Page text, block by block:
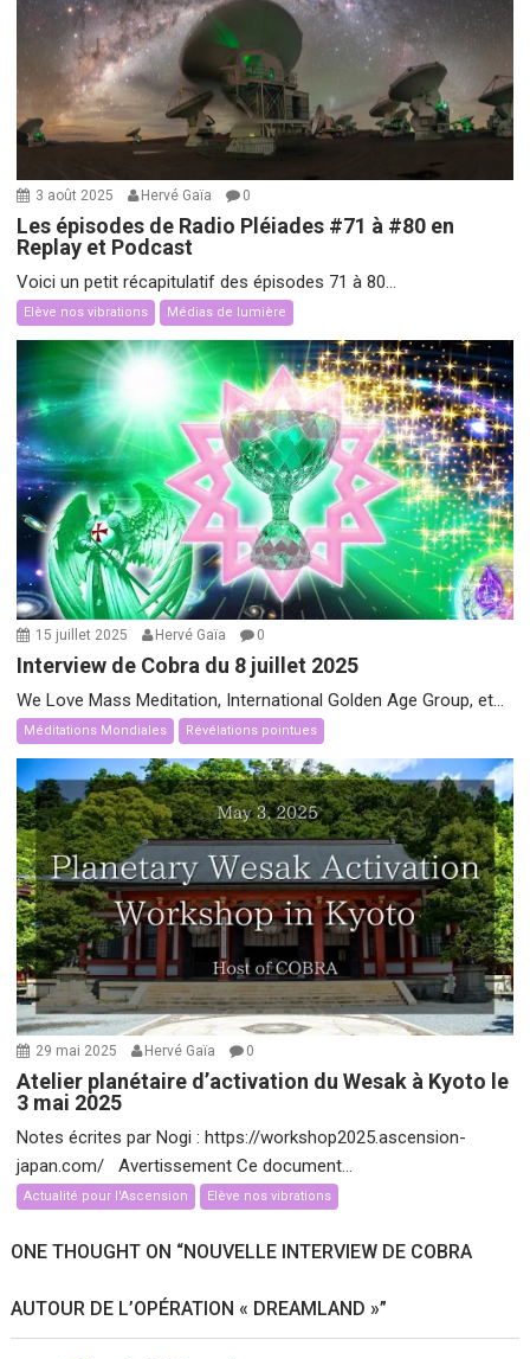
3 août 2025 Hervé Gaïa 0
Les épisodes de Radio Pléiades #71 à #80 en
Replay et Podcast
Voici un petit récapitulatif des épisodes 71 à 80...
Elève nos vibrations Médias de lumière
15 juillet 2025 Hervé Gaïa 0
Interview de Cobra du 8 juillet 2025
We Love Mass Meditation, International Golden Age Group, et...
Méditations Mondiales Révélations pointues
29 mai 2025 Hervé Gaïa 0
Atelier planétaire d’activation du Wesak à Kyoto le
3 mai 2025
Notes écrites par Nogi : https://workshop2025.ascension-
japan.com/ Avertissement Ce document...
Actualité pour l'Ascension Elève nos vibrations
ONE THOUGHT ON “NOUVELLE INTERVIEW DE COBRA
AUTOUR DE L’OPÉRATION « DREAMLAND »”